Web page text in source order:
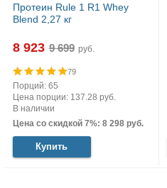
Протеин Rule 1 R1 Whey
Blend 2,27 кг
8 923 руб.
79
Порций: 65
Цена порции: 137.28 руб.
В наличии
Цена со скидкой 7%: 8 298 руб.
Купить